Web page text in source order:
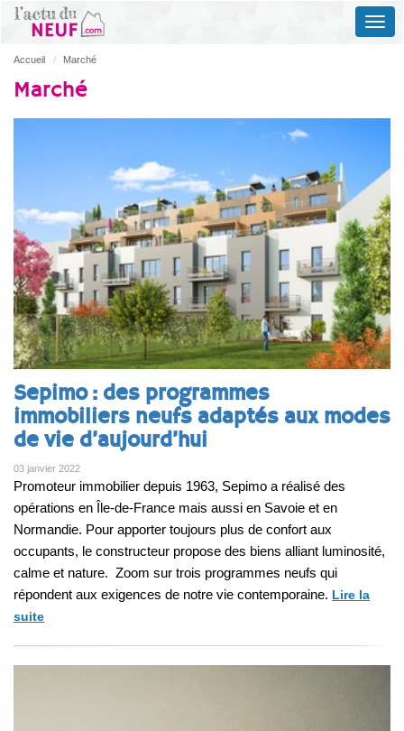
Accueil Marché
Marché
Sepimo : des programmes
immobiliers neufs adaptés aux modes
de vie d’aujourd’hui
03 janvier 2022
Promoteur immobilier depuis 1963, Sepimo a réalisé des
opérations en Île-de-France mais aussi en Savoie et en
Normandie. Pour apporter toujours plus de confort aux
occupants, le constructeur propose des biens alliant luminosité,
calme et nature. Zoom sur trois programmes neufs qui
répondent aux exigences de notre vie contemporaine. Lire la
suite